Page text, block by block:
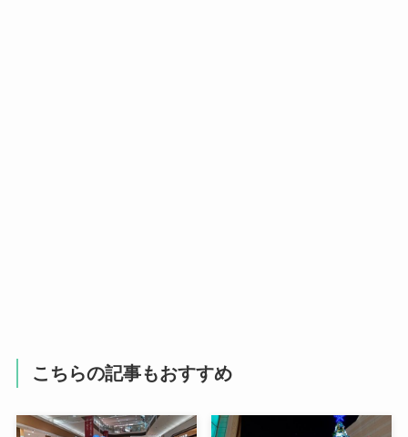
こちらの記事もおすすめ